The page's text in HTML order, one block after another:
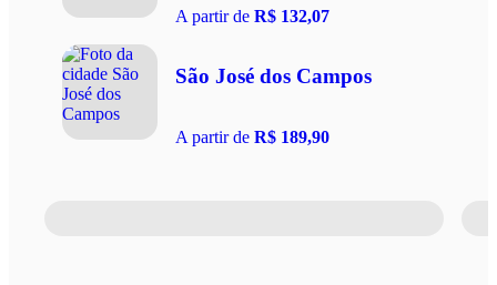
A partir de R$ 132,07
São José dos Campos
A partir de R$ 189,90